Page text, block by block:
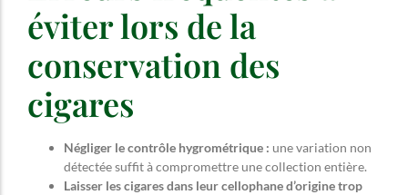
éviter lors de la
conservation des
cigares
Négliger le contrôle hygrométrique : une variation non
détectée suffit à compromettre une collection entière.
Laisser les cigares dans leur cellophane d’origine trop